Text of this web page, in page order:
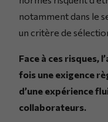
notamment dans le
un critère de
Face à ces risques,
fois une exigence
d’une expérience
collaborateurs.